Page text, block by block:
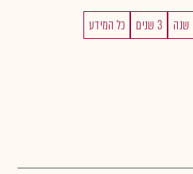
שנה 3 שנים כל המידע